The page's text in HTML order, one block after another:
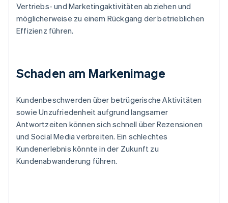
Vertriebs- und Marketingaktivitäten abziehen und
möglicherweise zu einem Rückgang der betrieblichen
Effizienz führen.
Schaden am Markenimage
Kundenbeschwerden über betrügerische Aktivitäten
sowie Unzufriedenheit aufgrund langsamer
Antwortzeiten können sich schnell über Rezensionen
und Social Media verbreiten. Ein schlechtes
Kundenerlebnis könnte in der Zukunft zu
Kundenabwanderung führen.